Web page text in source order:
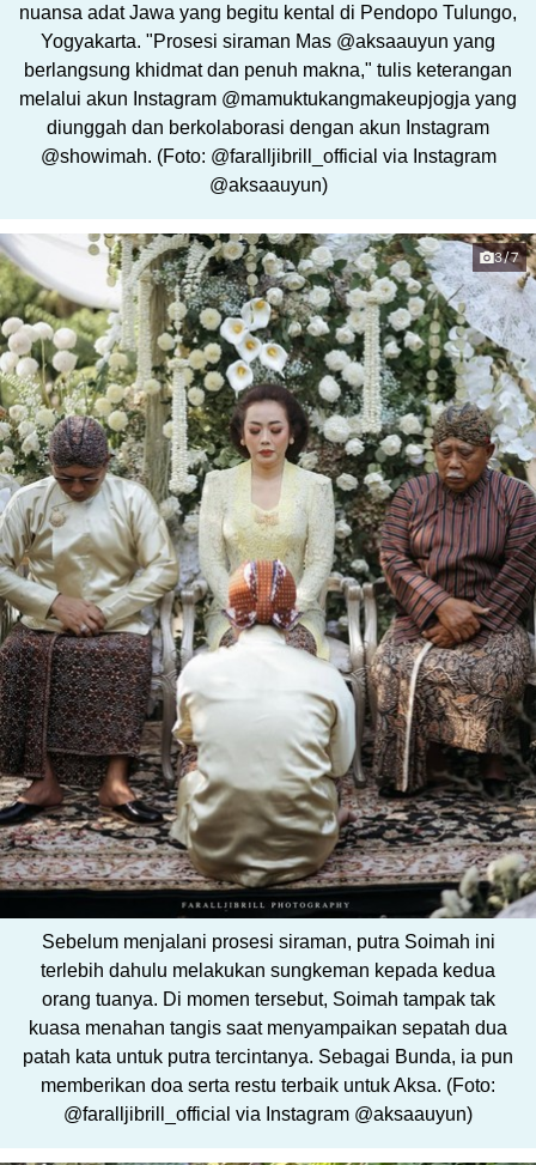
nuansa adat Jawa yang begitu kental di Pendopo Tulungo,
Yogyakarta. "Prosesi siraman Mas @aksaauyun yang
berlangsung khidmat dan penuh makna," tulis keterangan
melalui akun Instagram @mamuktukangmakeupjogja yang
diunggah dan berkolaborasi dengan akun Instagram
@showimah. (Foto: @faralljibrill_official via Instagram
@aksaauyun)
3/7
Sebelum menjalani prosesi siraman, putra Soimah ini
terlebih dahulu melakukan sungkeman kepada kedua
orang tuanya. Di momen tersebut, Soimah tampak tak
kuasa menahan tangis saat menyampaikan sepatah dua
patah kata untuk putra tercintanya. Sebagai Bunda, ia pun
memberikan doa serta restu terbaik untuk Aksa. (Foto:
@faralljibrill_official via Instagram @aksaauyun)